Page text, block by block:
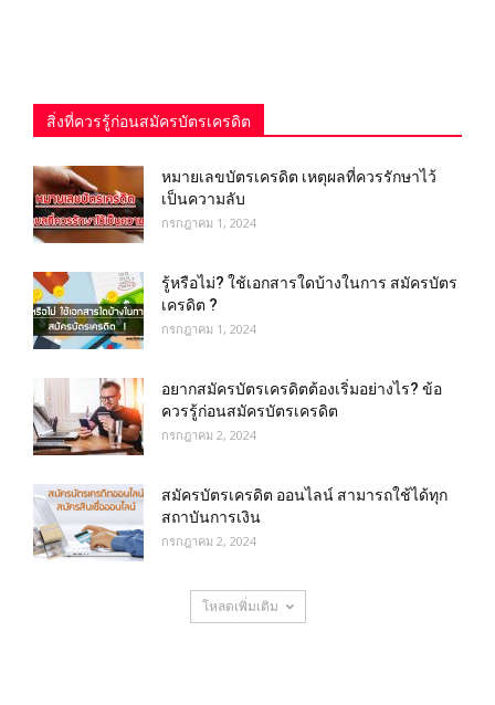
สิ่งที่ควรรู้ก่อนสมัครบัตรเครดิต
หมายเลขบัตรเครดิต เหตุผลที่ควรรักษาไว้
เป็นความลับ
กรกฎาคม 1, 2024
รู้หรือไม่? ใช้เอกสารใดบ้างในการ สมัครบัตร
เครดิต ?
กรกฎาคม 1, 2024
อยากสมัครบัตรเครดิตต้องเริ่มอย่างไร? ข้อ
ควรรู้ก่อนสมัครบัตรเครดิต
กรกฎาคม 2, 2024
สมัครบัตรเครดิต ออนไลน์ สามารถใช้ได้ทุก
สถาบันการเงิน
กรกฎาคม 2, 2024
โหลดเพิ่มเติม